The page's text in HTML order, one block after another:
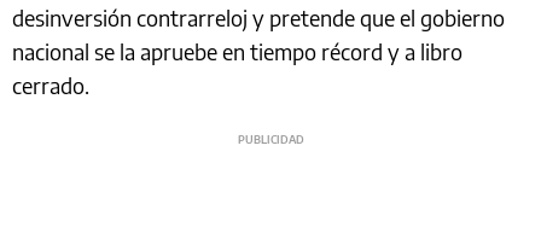
desinversión contrarreloj y pretende que el gobierno
nacional se la apruebe en tiempo récord y a libro
cerrado.